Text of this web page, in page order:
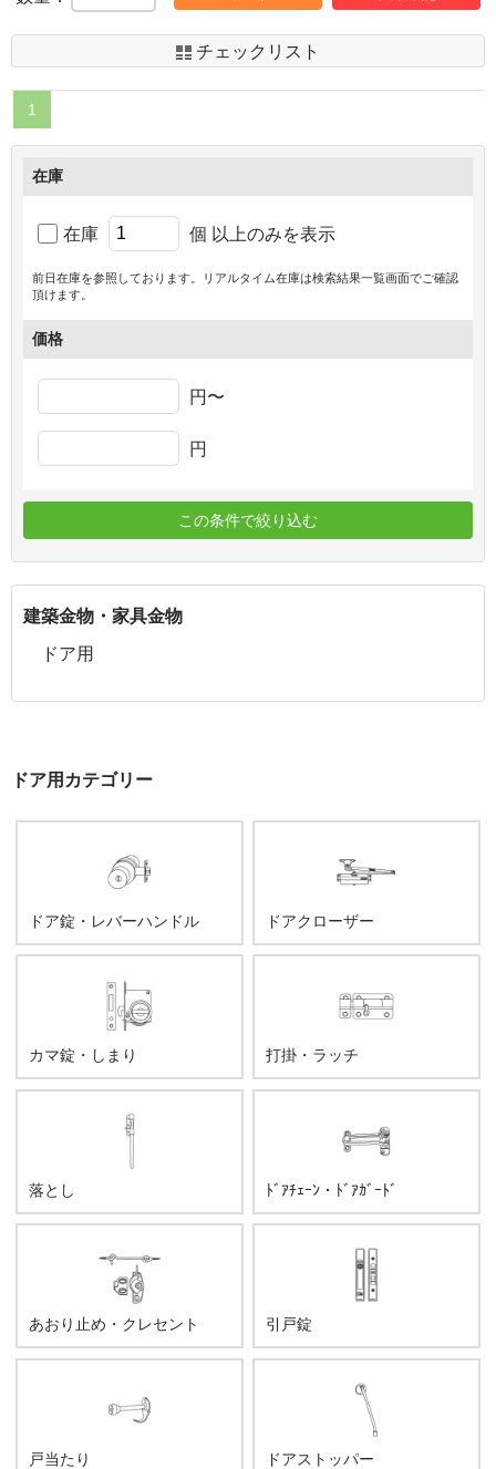
チェックリスト
1
在庫
在庫 個 以上のみを表示
前日在庫を参照しております。リアルタイム在庫は検索結果一覧画面でご確認
頂けます。
価格
円〜
円
この条件で絞り込む
建築金物・家具金物
ドア用
ドア用カテゴリー
ドア錠・レバーハンドル ドアクローザー
カマ錠・しまり 打掛・ラッチ
落とし ﾄﾞｱﾁｪｰﾝ・ﾄﾞｱｶﾞｰﾄﾞ
あおり止め・クレセント 引戸錠
戸当たり ドアストッパー